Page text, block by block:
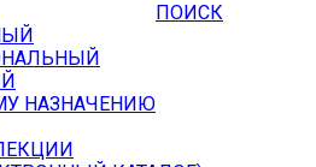
ПОИСК
НАЗНАЧЕНИЮ